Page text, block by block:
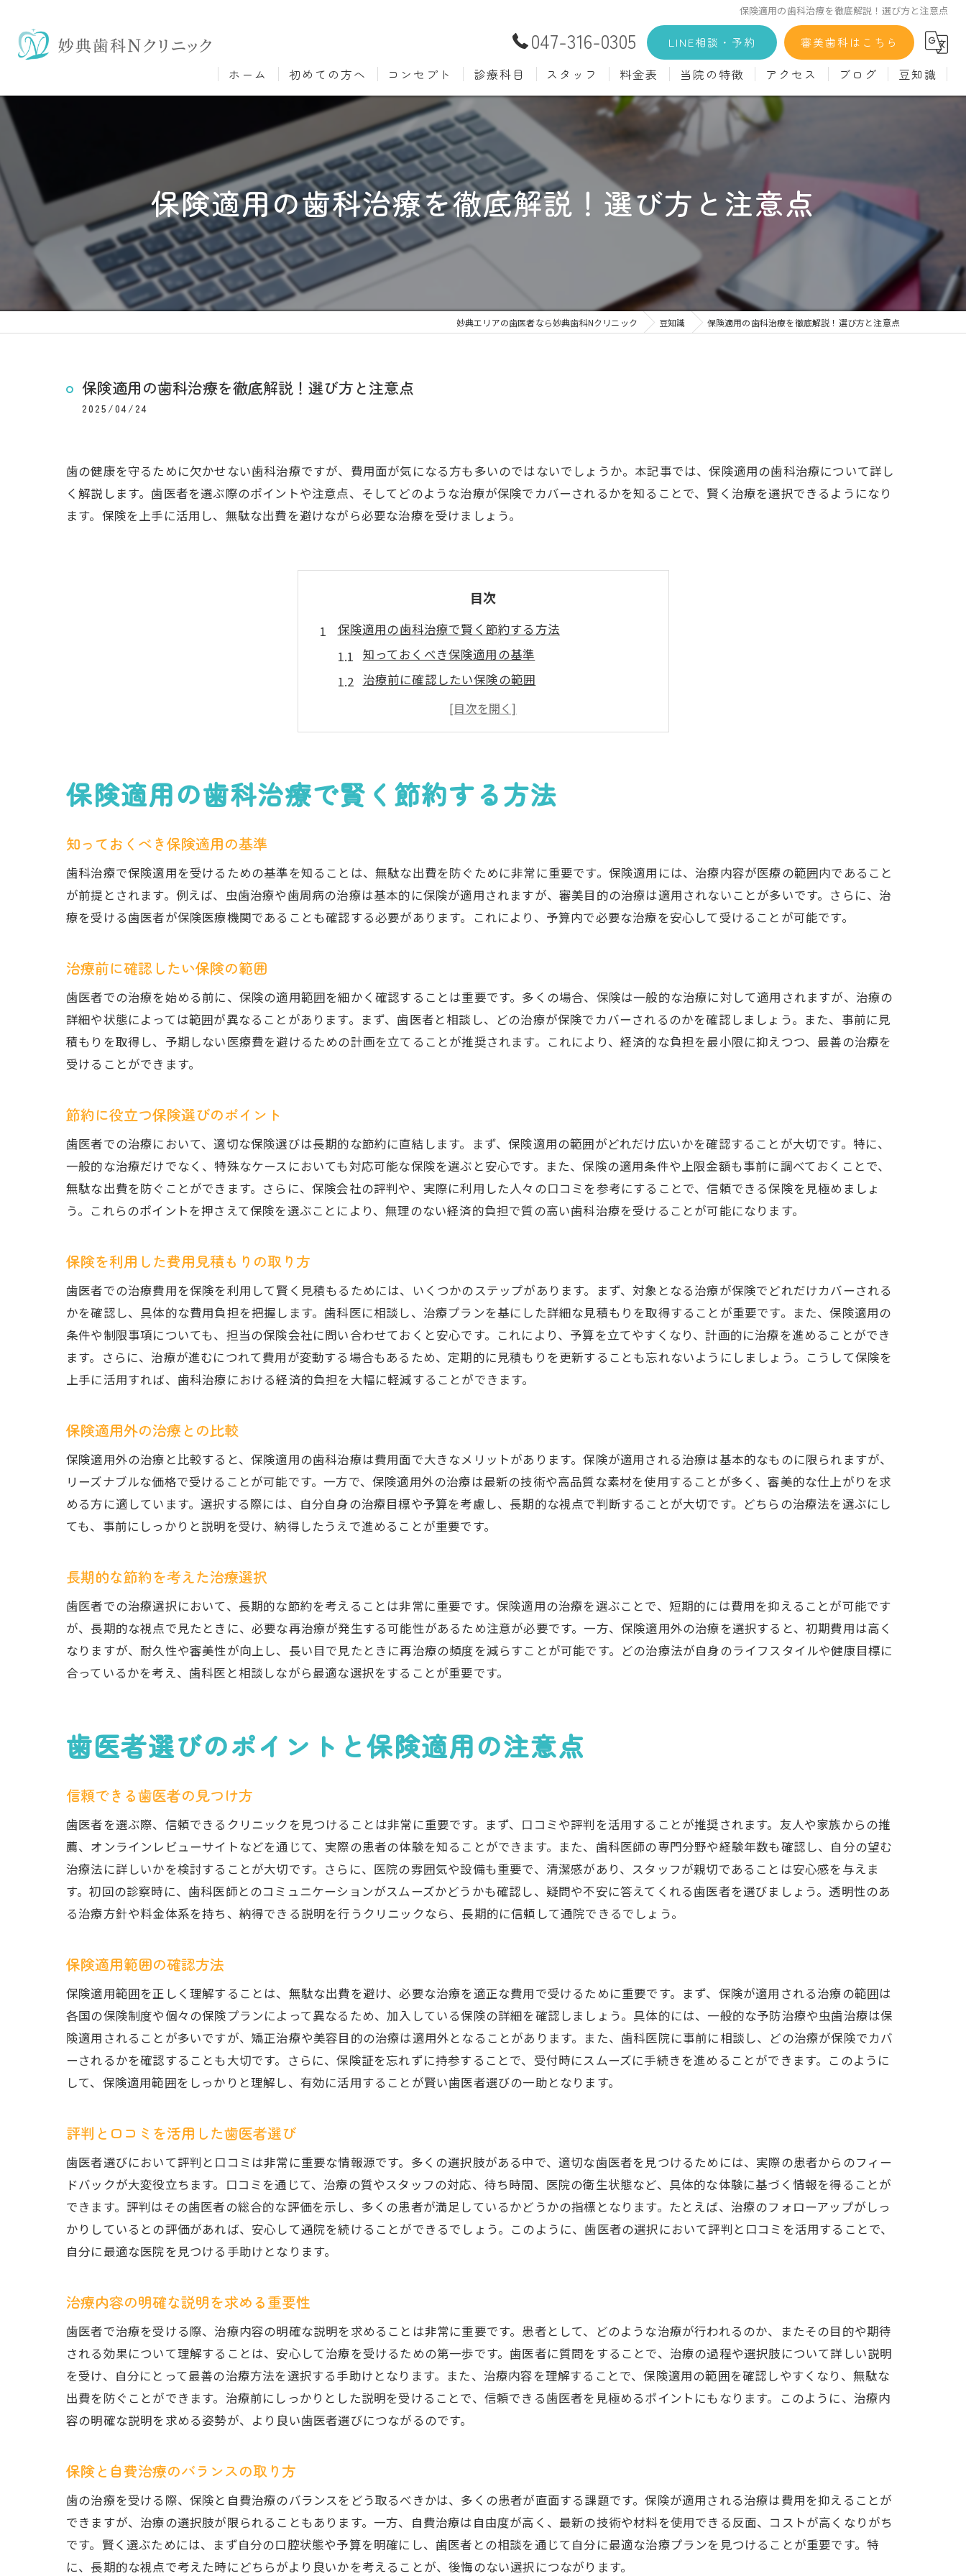
保険適用の歯科治療を徹底解説！選び方と注意点
047-316-0305 LINE相談・予約 審美歯科はこちら
ホーム 初めての方へ コンセプト 診療科目
むし歯治療 予防歯科
小児歯科 入れ歯(義歯)
口腔外科 歯周病治療
ホワイトニング 歯科検診
親知らず
大人の矯正 子どもの矯正
スタッフ 料金表
材料詳細
自費診療料金
当院の特徴
マウスピース矯正
インプラント
クリーニング
施設基準
アクセス ブログ 豆知識
保険適用の歯科治療を徹底解説！選び方と注意点
妙典エリアの歯医者なら妙典歯科Nクリニック 豆知識 保険適用の歯科治療を徹底解説！選び方と注意点
保険適用の歯科治療を徹底解説！選び方と注意点
2025/04/24
歯の健康を守るために欠かせない歯科治療ですが、費用面が気になる方も多いのではないでしょうか。本記事では、保険適用の歯科治療について詳し
く解説します。歯医者を選ぶ際のポイントや注意点、そしてどのような治療が保険でカバーされるかを知ることで、賢く治療を選択できるようになり
ます。保険を上手に活用し、無駄な出費を避けながら必要な治療を受けましょう。
目次
保険適用の歯科治療で賢く節約する方法
知っておくべき保険適用の基準
治療前に確認したい保険の範囲
節約に役立つ保険選びのポイント
保険を利用した費用見積もりの取り方
長期的な節約を考えた治療選択
歯医者選びのポイントと保険適用の注意点
評判と口コミを活用した歯医者選び
治療内容の明確な説明を求める重要性
一般的な保険適用治療の種類
特殊なケースでの保険適用例
無駄な出費を避けるための歯科治療の選び方
費用対効果の高い治療法を選ぶ
治療計画の立て方と保険利用
歯医者とのコミュニケーションの重要性
長期的視点での治療選択
保険を利用した歯医者での治療の流れ
初診から治療開始までのステップ
保険証の提示と確認手続き
治療後のアフターケアと保険
保険を活用した定期メンテナンス
コストを抑えた歯科治療の実践例
成功事例から学ぶ保険活用法
費用対効果の高い治療方法の紹介
日常生活でのケアと保険の併用
保険適用治療の賢い選択法
保険の適用条件とその例外
自費治療のメリット・デメリット
選択のポイントとなる保険情報
保険制度を理解して歯医者での治療を有効活用する方法
保険制度の基本をマスターしよう
歯医者との相談で保険を最大限活用
長期的視点での保険活用戦略
保険情報を活かした治療選び
保険適用の歯科治療で賢く節約する方法
知っておくべき保険適用の基準
歯科治療で保険適用を受けるための基準を知ることは、無駄な出費を防ぐために非常に重要です。保険適用には、治療内容が医療の範囲内であること
が前提とされます。例えば、虫歯治療や歯周病の治療は基本的に保険が適用されますが、審美目的の治療は適用されないことが多いです。さらに、治
療を受ける歯医者が保険医療機関であることも確認する必要があります。これにより、予算内で必要な治療を安心して受けることが可能です。
治療前に確認したい保険の範囲
歯医者での治療を始める前に、保険の適用範囲を細かく確認することは重要です。多くの場合、保険は一般的な治療に対して適用されますが、治療の
詳細や状態によっては範囲が異なることがあります。まず、歯医者と相談し、どの治療が保険でカバーされるのかを確認しましょう。また、事前に見
積もりを取得し、予期しない医療費を避けるための計画を立てることが推奨されます。これにより、経済的な負担を最小限に抑えつつ、最善の治療を
受けることができます。
節約に役立つ保険選びのポイント
歯医者での治療において、適切な保険選びは長期的な節約に直結します。まず、保険適用の範囲がどれだけ広いかを確認することが大切です。特に、
一般的な治療だけでなく、特殊なケースにおいても対応可能な保険を選ぶと安心です。また、保険の適用条件や上限金額も事前に調べておくことで、
無駄な出費を防ぐことができます。さらに、保険会社の評判や、実際に利用した人々の口コミを参考にすることで、信頼できる保険を見極めましょ
う。これらのポイントを押さえて保険を選ぶことにより、無理のない経済的負担で質の高い歯科治療を受けることが可能になります。
保険を利用した費用見積もりの取り方
歯医者での治療費用を保険を利用して賢く見積もるためには、いくつかのステップがあります。まず、対象となる治療が保険でどれだけカバーされる
かを確認し、具体的な費用負担を把握します。歯科医に相談し、治療プランを基にした詳細な見積もりを取得することが重要です。また、保険適用の
条件や制限事項についても、担当の保険会社に問い合わせておくと安心です。これにより、予算を立てやすくなり、計画的に治療を進めることができ
ます。さらに、治療が進むにつれて費用が変動する場合もあるため、定期的に見積もりを更新することも忘れないようにしましょう。こうして保険を
上手に活用すれば、歯科治療における経済的負担を大幅に軽減することができます。
保険適用外の治療との比較
保険適用外の治療と比較すると、保険適用の歯科治療は費用面で大きなメリットがあります。保険が適用される治療は基本的なものに限られますが、
リーズナブルな価格で受けることが可能です。一方で、保険適用外の治療は最新の技術や高品質な素材を使用することが多く、審美的な仕上がりを求
める方に適しています。選択する際には、自分自身の治療目標や予算を考慮し、長期的な視点で判断することが大切です。どちらの治療法を選ぶにし
ても、事前にしっかりと説明を受け、納得したうえで進めることが重要です。
長期的な節約を考えた治療選択
歯医者での治療選択において、長期的な節約を考えることは非常に重要です。保険適用の治療を選ぶことで、短期的には費用を抑えることが可能です
が、長期的な視点で見たときに、必要な再治療が発生する可能性があるため注意が必要です。一方、保険適用外の治療を選択すると、初期費用は高く
なりますが、耐久性や審美性が向上し、長い目で見たときに再治療の頻度を減らすことが可能です。どの治療法が自身のライフスタイルや健康目標に
合っているかを考え、歯科医と相談しながら最適な選択をすることが重要です。
歯医者選びのポイントと保険適用の注意点
信頼できる歯医者の見つけ方
歯医者を選ぶ際、信頼できるクリニックを見つけることは非常に重要です。まず、口コミや評判を活用することが推奨されます。友人や家族からの推
薦、オンラインレビューサイトなどを通じて、実際の患者の体験を知ることができます。また、歯科医師の専門分野や経験年数も確認し、自分の望む
治療法に詳しいかを検討することが大切です。さらに、医院の雰囲気や設備も重要で、清潔感があり、スタッフが親切であることは安心感を与えま
す。初回の診察時に、歯科医師とのコミュニケーションがスムーズかどうかも確認し、疑問や不安に答えてくれる歯医者を選びましょう。透明性のあ
る治療方針や料金体系を持ち、納得できる説明を行うクリニックなら、長期的に信頼して通院できるでしょう。
保険適用範囲の確認方法
保険適用範囲を正しく理解することは、無駄な出費を避け、必要な治療を適正な費用で受けるために重要です。まず、保険が適用される治療の範囲は
各国の保険制度や個々の保険プランによって異なるため、加入している保険の詳細を確認しましょう。具体的には、一般的な予防治療や虫歯治療は保
険適用されることが多いですが、矯正治療や美容目的の治療は適用外となることがあります。また、歯科医院に事前に相談し、どの治療が保険でカバ
ーされるかを確認することも大切です。さらに、保険証を忘れずに持参することで、受付時にスムーズに手続きを進めることができます。このように
して、保険適用範囲をしっかりと理解し、有効に活用することが賢い歯医者選びの一助となります。
評判と口コミを活用した歯医者選び
歯医者選びにおいて評判と口コミは非常に重要な情報源です。多くの選択肢がある中で、適切な歯医者を見つけるためには、実際の患者からのフィー
ドバックが大変役立ちます。口コミを通じて、治療の質やスタッフの対応、待ち時間、医院の衛生状態など、具体的な体験に基づく情報を得ることが
できます。評判はその歯医者の総合的な評価を示し、多くの患者が満足しているかどうかの指標となります。たとえば、治療のフォローアップがしっ
かりしているとの評価があれば、安心して通院を続けることができるでしょう。このように、歯医者の選択において評判と口コミを活用することで、
自分に最適な医院を見つける手助けとなります。
治療内容の明確な説明を求める重要性
歯医者で治療を受ける際、治療内容の明確な説明を求めることは非常に重要です。患者として、どのような治療が行われるのか、またその目的や期待
される効果について理解することは、安心して治療を受けるための第一歩です。歯医者に質問をすることで、治療の過程や選択肢について詳しい説明
を受け、自分にとって最善の治療方法を選択する手助けとなります。また、治療内容を理解することで、保険適用の範囲を確認しやすくなり、無駄な
出費を防ぐことができます。治療前にしっかりとした説明を受けることで、信頼できる歯医者を見極めるポイントにもなります。このように、治療内
容の明確な説明を求める姿勢が、より良い歯医者選びにつながるのです。
保険と自費治療のバランスの取り方
歯の治療を受ける際、保険と自費治療のバランスをどう取るべきかは、多くの患者が直面する課題です。保険が適用される治療は費用を抑えることが
できますが、治療の選択肢が限られることもあります。一方、自費治療は自由度が高く、最新の技術や材料を使用できる反面、コストが高くなりがち
です。賢く選ぶためには、まず自分の口腔状態や予算を明確にし、歯医者との相談を通じて自分に最適な治療プランを見つけることが重要です。特
に、長期的な視点で考えた時にどちらがより良いかを考えることが、後悔のない選択につながります。